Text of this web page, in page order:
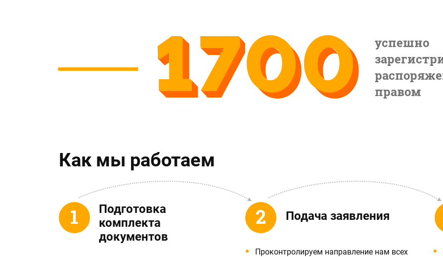
1700
успешно
правом
Как мы работаем
Подготовка
комплекта
документов
Подача заявления
Проконтролируем направление нам всех